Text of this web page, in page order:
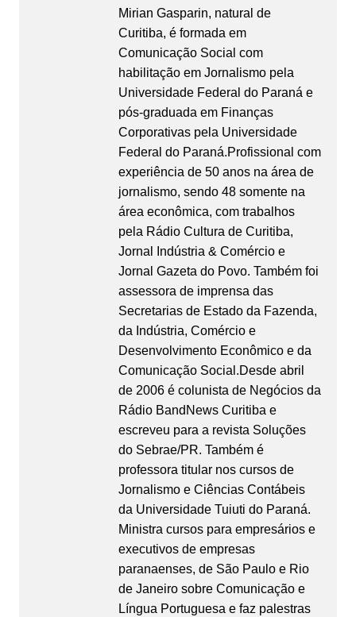
Mirian Gasparin, natural de
Curitiba, é formada em
Comunicação Social com
habilitação em Jornalismo pela
Universidade Federal do Paraná e
pós-graduada em Finanças
Corporativas pela Universidade
Federal do Paraná.Profissional com
experiência de 50 anos na área de
jornalismo, sendo 48 somente na
área econômica, com trabalhos
pela Rádio Cultura de Curitiba,
Jornal Indústria & Comércio e
Jornal Gazeta do Povo. Também foi
assessora de imprensa das
Secretarias de Estado da Fazenda,
da Indústria, Comércio e
Desenvolvimento Econômico e da
Comunicação Social.Desde abril
de 2006 é colunista de Negócios da
Rádio BandNews Curitiba e
escreveu para a revista Soluções
do Sebrae/PR. Também é
professora titular nos cursos de
Jornalismo e Ciências Contábeis
da Universidade Tuiuti do Paraná.
Ministra cursos para empresários e
executivos de empresas
paranaenses, de São Paulo e Rio
de Janeiro sobre Comunicação e
Língua Portuguesa e faz palestras